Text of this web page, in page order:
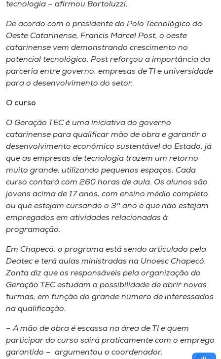
tecnologia – afirmou Bortoluzzi.
De acordo com o presidente do Polo Tecnológico do
Oeste Catarinense, Francis Marcel Post, o oeste
catarinense vem demonstrando crescimento no
potencial tecnológico. Post reforçou a importância da
parceria entre governo, empresas de TI e universidade
para o desenvolvimento do setor.
O curso
O Geração TEC é uma iniciativa do governo
catarinense para qualificar mão de obra e garantir o
desenvolvimento econômico sustentável do Estado, já
que as empresas de tecnologia trazem um retorno
muito grande, utilizando pequenos espaços. Cada
curso contará com 260 horas de aula. Os alunos são
jovens acima de 17 anos, com ensino médio completo
ou que estejam cursando o 3º ano e que não estejam
empregados em atividades relacionadas à
programação.
Em Chapecó, o programa está sendo articulado pela
Deatec e terá aulas ministradas na Unoesc Chapecó.
Zonta diz que os responsáveis pela organização do
Geração TEC estudam a possibilidade de abrir novas
turmas, em função do grande número de interessados
na qualificação.
– A mão de obra é escassa na área de TI e quem
participar do curso sairá praticamente com o emprego
garantido – argumentou o coordenador.